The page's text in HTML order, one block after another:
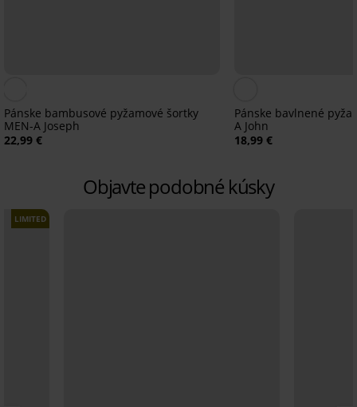
Pánske bambusové pyžamové šortky
MEN-A Joseph
22,99 €
Pánske bavlnené
A John
18,99 €
Objavte podobné kúsky
LIMITED